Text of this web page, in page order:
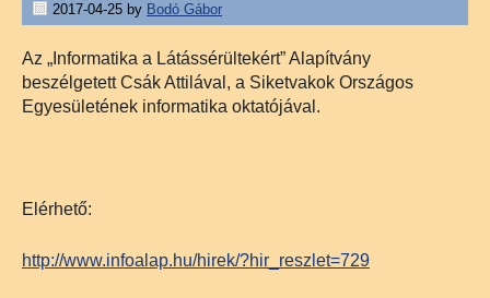
2017-04-25 by Bodó Gábor
Az „Informatika a Látássérültekért” Alapítvány
beszélgetett Csák Attilával, a Siketvakok Országos
Egyesületének informatika oktatójával.
Elérhető:
http://www.infoalap.hu/hirek/?hir_reszlet=729